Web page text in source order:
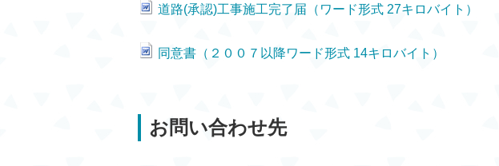
道路(承認)工事施工完了届（ワード形式 27キロバイト）
同意書（２００７以降ワード形式 14キロバイト）
お問い合わせ先